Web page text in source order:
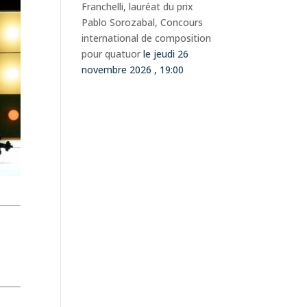
Franchelli, lauréat du prix
Pablo Sorozabal, Concours
international de composition
pour quatuor le jeudi 26
novembre 2026 , 19:00